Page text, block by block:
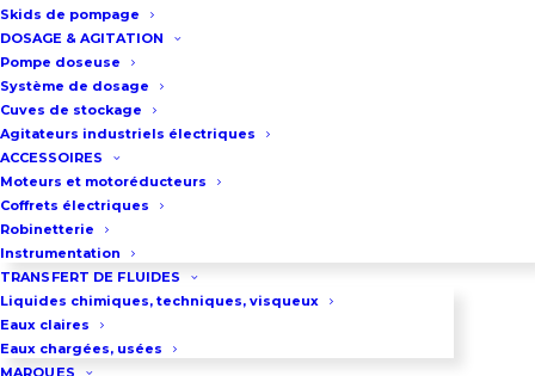
Skids de pompage
DOSAGE & AGITATION
Pompe doseuse
Système de dosage
Cuves de stockage
Agitateurs industriels électriques
ACCESSOIRES
Moteurs et motoréducteurs
Coffrets électriques
Robinetterie
Instrumentation
TRANSFERT DE FLUIDES
Liquides chimiques, techniques, visqueux
Eaux claires
Eaux chargées, usées
MARQUES
INFORMATIONS PRODUITS
Ensemble tout inox.
Pompe pneumatique à
membranes Graco Husky 1050,
corps inox, membranes et billes